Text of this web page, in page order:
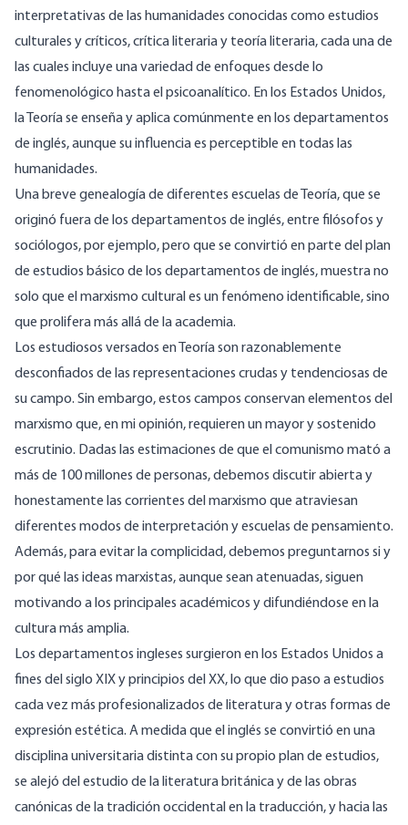
interpretativas de las humanidades conocidas como estudios
culturales y críticos, crítica literaria y teoría literaria, cada una de
las cuales incluye una variedad de enfoques desde lo
fenomenológico hasta el psicoanalítico. En los Estados Unidos,
la Teoría se enseña y aplica comúnmente en los departamentos
de inglés, aunque su influencia es perceptible en todas las
humanidades.
Una breve genealogía de diferentes escuelas de Teoría, que se
originó fuera de los departamentos de inglés, entre filósofos y
sociólogos, por ejemplo, pero que se convirtió en parte del plan
de estudios básico de los departamentos de inglés, muestra no
solo que el marxismo cultural es un fenómeno identificable, sino
que prolifera más allá de la academia.
Los estudiosos versados ​​en Teoría son razonablemente
desconfiados de las representaciones crudas y tendenciosas de
su campo. Sin embargo, estos campos conservan elementos del
marxismo que, en mi opinión, requieren un mayor y sostenido
escrutinio. Dadas las estimaciones de que el comunismo mató a
más de 100 millones de personas, debemos discutir abierta y
honestamente las corrientes del marxismo que atraviesan
diferentes modos de interpretación y escuelas de pensamiento.
Además, para evitar la complicidad, debemos preguntarnos si y
por qué las ideas marxistas, aunque sean atenuadas, siguen
motivando a los principales académicos y difundiéndose en la
cultura más amplia.
Los departamentos ingleses surgieron en los Estados Unidos a
fines del siglo XIX y principios del XX, lo que dio paso a estudios
cada vez más profesionalizados de literatura y otras formas de
expresión estética. A medida que el inglés se convirtió en una
disciplina universitaria distinta con su propio plan de estudios,
se alejó del estudio de la literatura británica y de las obras
canónicas de la tradición occidental en la traducción, y hacia las